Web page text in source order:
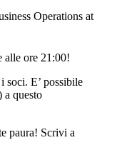
Operations at
alle ore 21:00!
soci. E’ possibile
a questo
paura! Scrivi a